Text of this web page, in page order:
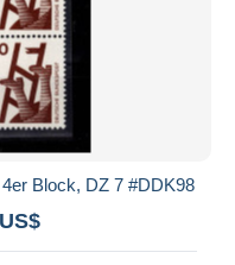
Block, DZ 7 #DDK98